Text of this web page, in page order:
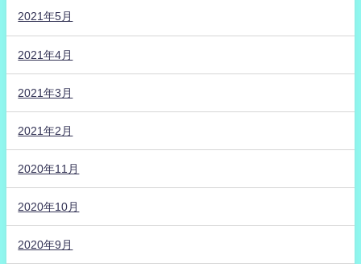
2021年5月
2021年4月
2021年3月
2021年2月
2020年11月
2020年10月
2020年9月